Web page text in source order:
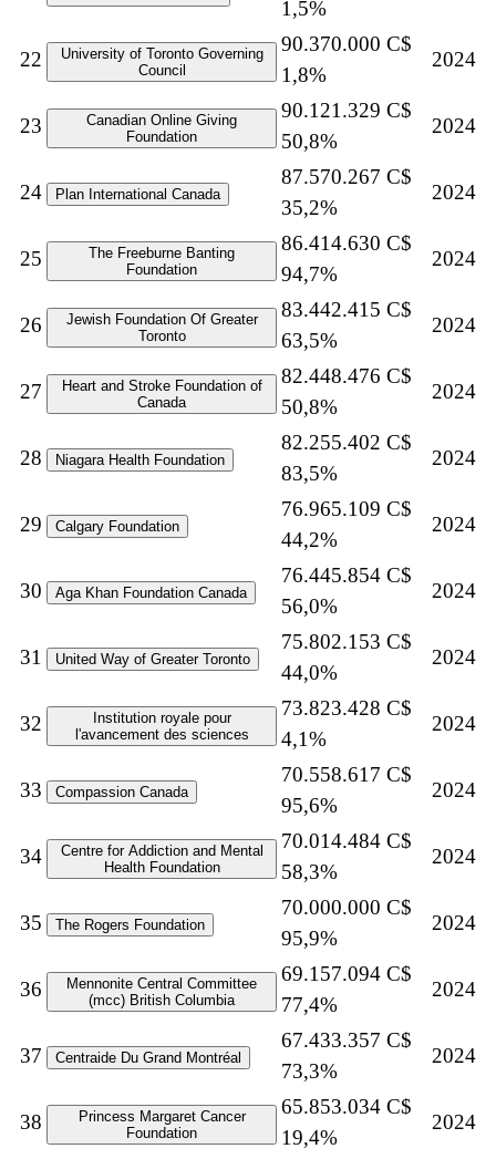
1,5%
22
University of Toronto Governing
Council
90.370.000 C$
1,8%
2024
23
Canadian Online Giving
Foundation
90.121.329 C$
50,8%
2024
24 Plan International Canada
87.570.267 C$
35,2%
2024
25
The Freeburne Banting
Foundation
86.414.630 C$
94,7%
2024
26
Jewish Foundation Of Greater
Toronto
83.442.415 C$
63,5%
2024
27
Heart and Stroke Foundation of
Canada
82.448.476 C$
50,8%
2024
28 Niagara Health Foundation
82.255.402 C$
83,5%
2024
29 Calgary Foundation
76.965.109 C$
44,2%
2024
30 Aga Khan Foundation Canada
76.445.854 C$
56,0%
2024
31 United Way of Greater Toronto
75.802.153 C$
44,0%
2024
32
Institution royale pour
l'avancement des sciences
73.823.428 C$
4,1%
2024
33 Compassion Canada
70.558.617 C$
95,6%
2024
34
Centre for Addiction and Mental
Health Foundation
70.014.484 C$
58,3%
2024
35 The Rogers Foundation
70.000.000 C$
95,9%
2024
36
Mennonite Central Committee
(mcc) British Columbia
69.157.094 C$
77,4%
2024
37 Centraide Du Grand Montréal
67.433.357 C$
73,3%
2024
38
Princess Margaret Cancer
Foundation
65.853.034 C$
19,4%
2024